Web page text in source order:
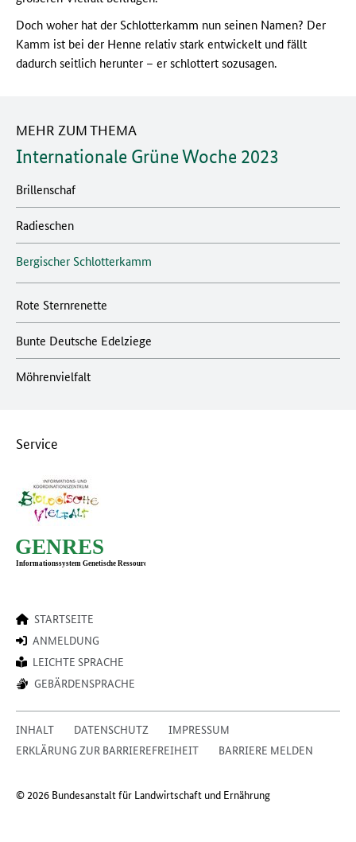
Doch woher hat der Schlotterkamm nun seinen Namen? Der
Kamm ist bei der Henne relativ stark entwickelt und fällt
dadurch seitlich herunter – er schlottert sozusagen.
MEHR ZUM THEMA
Internationale Grüne Woche 2023
Brillenschaf
Radieschen
Bergischer Schlotterkamm
Rote Sternrenette
Bunte Deutsche Edelziege
Möhrenvielfalt
Service
STARTSEITE
ANMELDUNG
LEICHTE SPRACHE
GEBÄRDENSPRACHE
INHALT DATENSCHUTZ
IMPRESSUM
ERKLÄRUNG ZUR BARRIEREFREIHEIT
BARRIERE MELDEN
© 2026 Bundesanstalt für Landwirtschaft und Ernährung